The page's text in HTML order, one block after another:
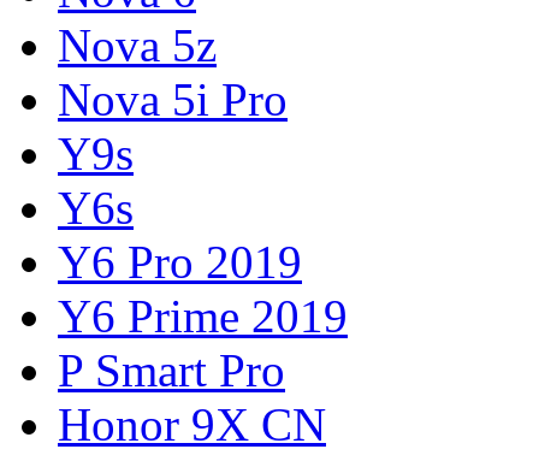
Nova 5z
Nova 5i Pro
Y9s
Y6s
Y6 Pro 2019
Y6 Prime 2019
P Smart Pro
Honor 9X CN